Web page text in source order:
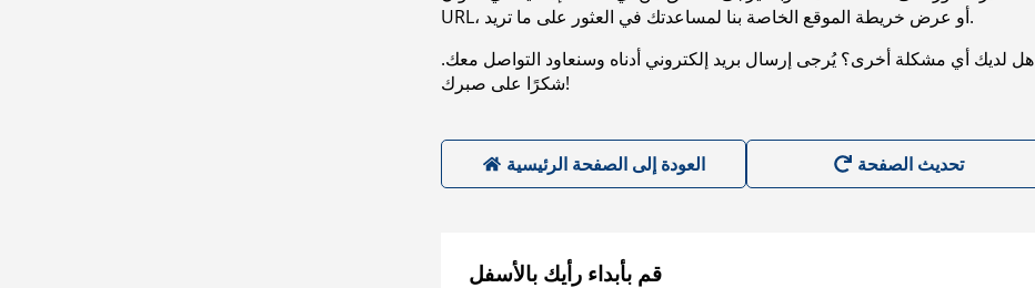
URL، أو عرض خريطة الموقع الخاصة بنا لمساعدتك في العثور على ما تريد.
هل لديك أي مشكلة أخرى؟ يُرجى إرسال بريد إلكتروني أدناه وسنعاود التواصل معك.
شكرًا على صبرك!
العودة إلى الصفحة الرئيسية
قم بأبداء رأيك بالأسفل